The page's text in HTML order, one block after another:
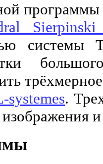
системы
systemes.